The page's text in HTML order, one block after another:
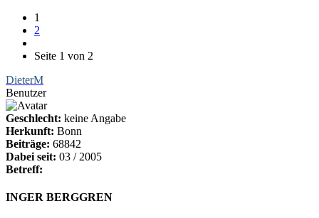
1
2
Seite 1 von 2
DieterM
Benutzer
Geschlecht: keine Angabe
Herkunft: Bonn
Beiträge: 68842
Dabei seit: 03 / 2005
Betreff:
INGER BERGGREN